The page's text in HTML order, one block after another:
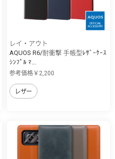
レイ・アウト
AQUOS R6/耐衝撃 手帳型ﾚｻﾞｰｹｰｽ
ｼﾝﾌﾟﾙ ﾏ...
参考価格￥2,200
レザー